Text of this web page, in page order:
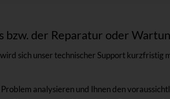
bzw. der Reparatur oder
sich unser technischer Support kurzfristig
analysieren und Ihnen den